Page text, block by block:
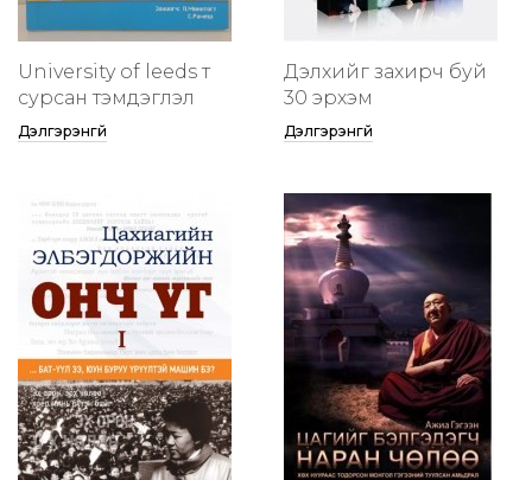
University of leeds т
сурсан тэмдэглэл
Дэлгэрэнгүй
Дэлхийг захирч буй
30 эрхэм
Дэлгэрэнгүй